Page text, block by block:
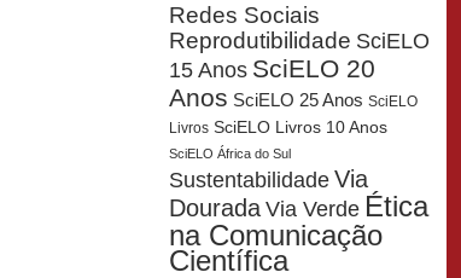
Redes Sociais
Reprodutibilidade SciELO
15 Anos SciELO 20
Anos SciELO 25 Anos SciELO
Livros SciELO Livros 10 Anos
SciELO África do Sul
Sustentabilidade Via
DouradaVia Verde Ética
na Comunicação
Científica